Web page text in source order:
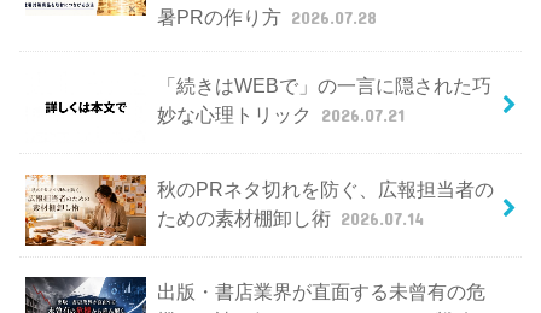
暑PRの作り方 2026.07.28
「続きはWEBで」の一言に隠された巧
妙な心理トリック
2026.07.21
秋のPRネタ切れを防ぐ、広報担当者の
ための素材棚卸し術 2026.07.14
出版・書店業界が直面する未曾有の危